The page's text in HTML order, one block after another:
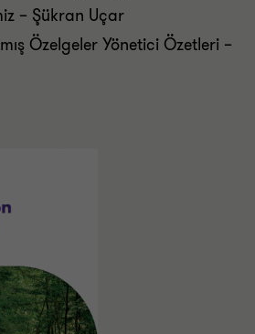
– Şükran Uçar
Özelgeler Yönetici Özetleri –